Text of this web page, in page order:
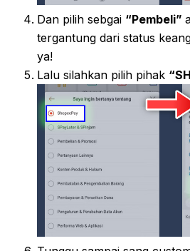
Dan pilih sebgai “Pembeli”
tergantung dari status
ya!
Lalu silahkan pilih pihak